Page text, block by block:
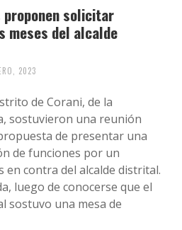
proponen solicitar
meses del alcalde
2023
de Corani, de la
sostuvieron una reunión
de presentar una
de funciones por un
en contra del alcalde distrital.
luego de conocerse que el
sostuvo una mesa de